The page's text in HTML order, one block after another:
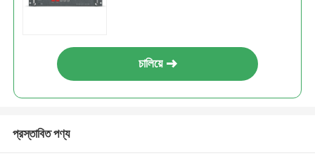
চালিয়ে
প্রস্তাবিত পণ্য